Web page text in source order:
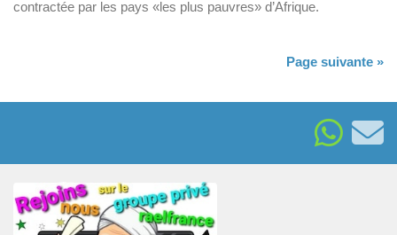
contractée par les pays «les plus pauvres» d’Afrique.
Page suivante »